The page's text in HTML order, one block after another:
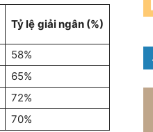
Tỷ lệ giải ngân (%)
58%
65%
72%
70%